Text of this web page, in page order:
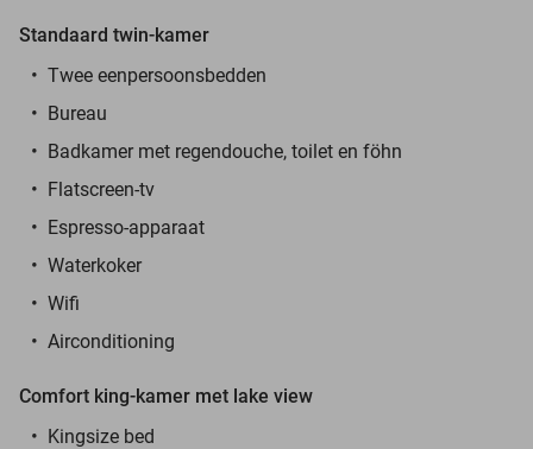
Standaard twin-kamer
Twee eenpersoonsbedden
Bureau
Badkamer met regendouche, toilet en föhn
Flatscreen-tv
Espresso-apparaat
Waterkoker
Wifi
Airconditioning
Comfort king-kamer met lake view
Kingsize bed